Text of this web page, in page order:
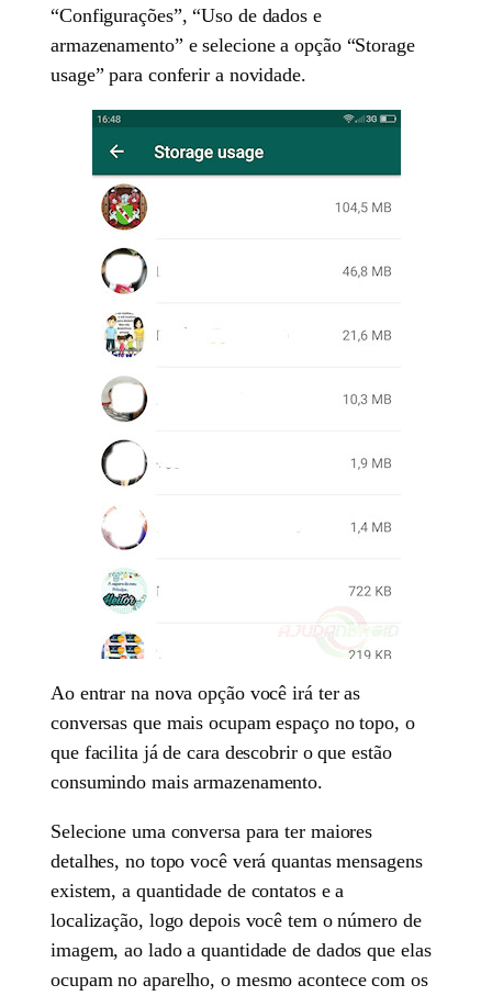
“Configurações”, “Uso de dados e
armazenamento” e selecione a opção “Storage
usage” para conferir a novidade.
Ao entrar na nova opção você irá ter as
conversas que mais ocupam espaço no topo, o
que facilita já de cara descobrir o que estão
consumindo mais armazenamento.
Selecione uma conversa para ter maiores
detalhes, no topo você verá quantas mensagens
existem, a quantidade de contatos e a
localização, logo depois você tem o número de
imagem, ao lado a quantidade de dados que elas
ocupam no aparelho, o mesmo acontece com os